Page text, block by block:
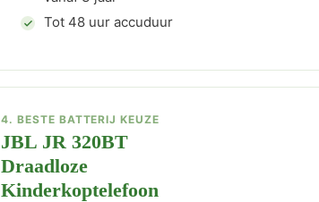
Tot 48 uur accuduur
4. BESTE BATTERIJ KEUZE
JBL JR 320BT
Draadloze
Kinderkoptelefoon